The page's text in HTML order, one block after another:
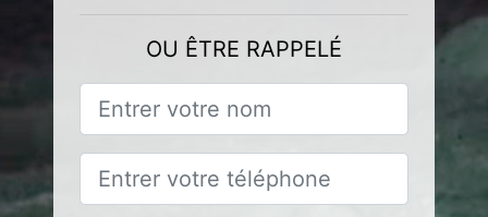
OU ÊTRE RAPPELÉ